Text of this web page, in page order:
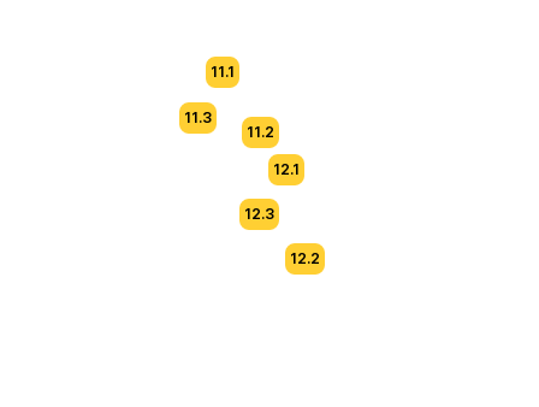
11.3
11.1
11.2
12.1
12.2
12.3